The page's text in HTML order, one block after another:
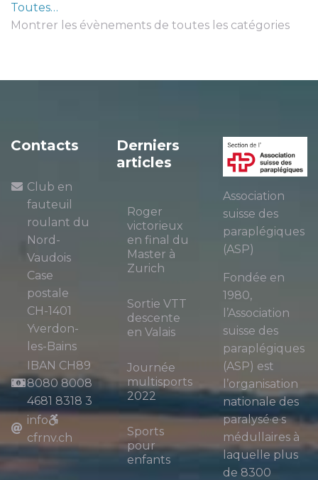
Toutes…
Montrer les évènements de toutes les catégories
Contacts
Club en
fauteuil
roulant du
Nord-
Vaudois
Case
postale
CH-1401
Yverdon-
les-Bains
IBAN CH89
8080 8008
4681 8318 3
info
cfrnv.ch
Derniers
articles
Roger
victorieux
en final du
Master à
Zurich
Sortie VTT
descente
en Valais
Journée
multisports
2022
Sports
pour
enfants
Association
suisse des
paraplégiques
(ASP)
Fondée en
1980,
l’Association
suisse des
paraplégiques
(ASP) est
l’organisation
nationale des
paralysé·e·s
médullaires à
laquelle plus
de 8300